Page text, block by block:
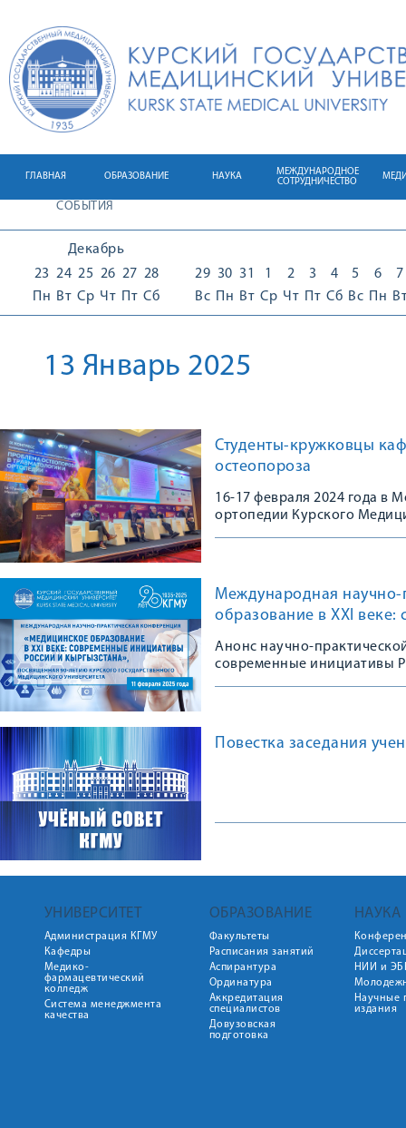
ГЛАВНАЯ ОБРАЗОВАНИЕ НАУКА
МЕЖДУНАРОДНОЕ
СОТРУДНИЧЕСТВО
СОБЫТИЯ
Декабрь
23
Пн
24
Вт
25
Ср
26
Чт
27
Пт
28
Сб
29
Вс
30
Пн
31
Вт
1
Ср
2
Чт
3
Пт
4
Сб
5
Вс
6
Пн
7
13 Январь 2025
Студенты-кружковцы
остеопороза
16-17 февраля 2024 года в
ортопедии Курского
Международная
образование в XXI
Анонс научно-
современные инициативы
Повестка заседания
УНИВЕРСИТЕТ
Администрация КГМУ
Кафедры
Медико-
фармацевтический
колледж
Система менеджмента
качества
ОБРАЗОВАНИЕ
Факультеты
Расписания занятий
Аспирантура
Ординатура
Аккредитация
специалистов
Довузовская
подготовка
НАУКА
НИИ и
Научные
издания